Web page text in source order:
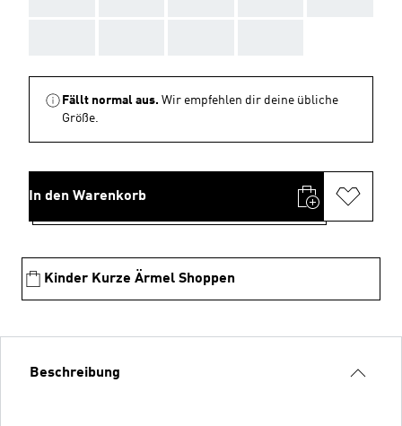
Fällt normal aus. Wir empfehlen dir deine übliche
Größe.
In den Warenkorb
Kinder Kurze Ärmel Shoppen
Beschreibung